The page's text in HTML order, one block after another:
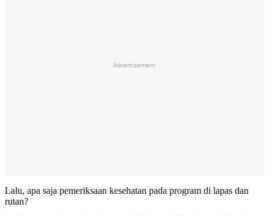
Advertisement
Lalu, apa saja pemeriksaan kesehatan pada program di lapas dan
rutan?